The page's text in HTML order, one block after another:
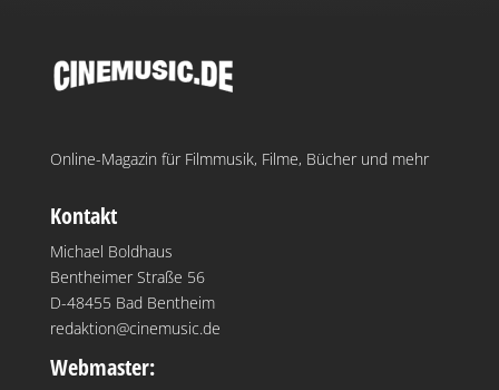
Online-Magazin für Filmmusik, Filme, Bücher und mehr
Kontakt
Michael Boldhaus
Bentheimer Straße 56
D-48455 Bad Bentheim
redaktion@cinemusic.de
Webmaster: